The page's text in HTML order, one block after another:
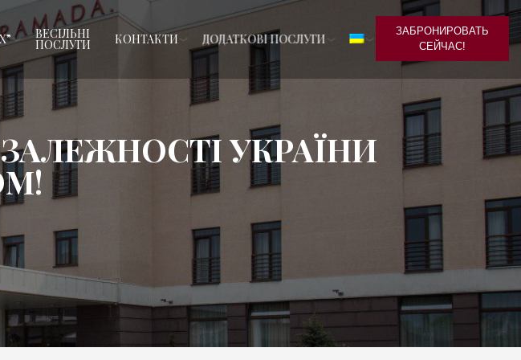
ВЕСІЛЬНІ
ПОСЛУГИ КОНТАКТИ ДОДАТКОВІ ПОСЛУГИ
ЗАБРОНИРОВАТЬ
СЕЙЧАС!
УКРАЇНИ